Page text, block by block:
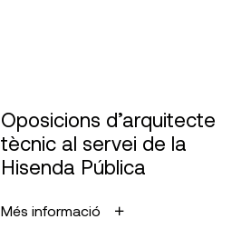
Oposicions d’arquitecte
tècnic al servei de la
Hisenda Pública
Més informació